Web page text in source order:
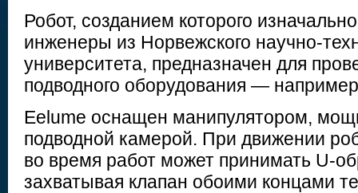
Робот, созданием которого
инженеры из Норвежского научно-
университета, предназначен для
подводного оборудования —
Eelume оснащен манипулятором,
подводной камерой. При движении
во время работ может принимать U-
захватывая клапан обоими концами